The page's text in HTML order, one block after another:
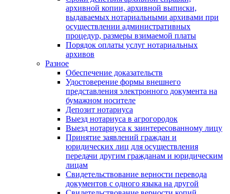
архивной копии, архивной выписки,
выдаваемых нотариальными архивами при
осуществлении административных
процедур, размеры взимаемой платы
Порядок оплаты услуг нотариальных
архивов
Разное
Обеспечение доказательств
Удостоверение формы внешнего
представления электронного документа на
бумажном носителе
Депозит нотариуса
Выезд нотариуса в агрогородок
Выезд нотариуса к заинтересованному лицу
Принятие заявлений граждан и
юридических лиц для осуществления
передачи другим гражданам и юридическим
лицам
Свидетельствование верности перевода
документов с одного языка на другой